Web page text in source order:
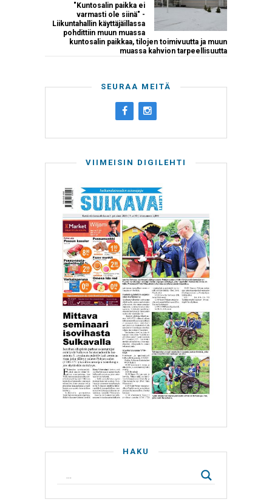
"Kuntosalin paikka ei
varmasti ole siinä" -
Liikuntahallin käyttäjäillassa
pohdittiin muun muassa
kuntosalin paikkaa, tilojen toimivuutta ja muun
muassa kahvion tarpeellisuutta
SEURAA MEITÄ
VIIMEISIN DIGILEHTI
HAKU